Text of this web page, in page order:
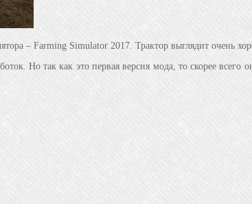
– Farming Simulator 2017. Трактор выглядит очень
Но так как это первая версия мода, то скорее